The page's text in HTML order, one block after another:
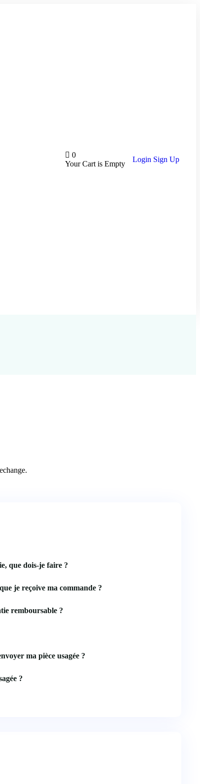
0
Your Cart is Empty
Login Sign Up
que dois-je faire ?
je reçoive ma commande ?
remboursable ?
ma pièce usagée ?
?